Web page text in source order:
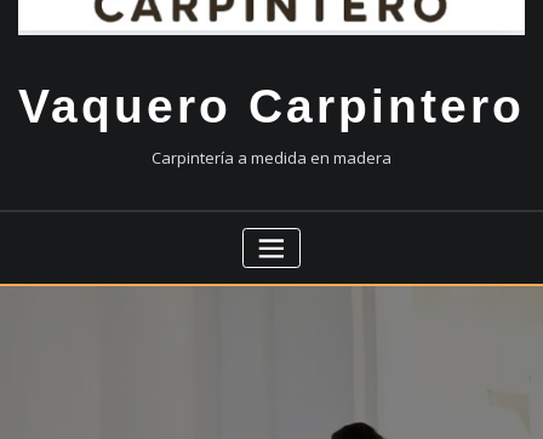
Vaquero Carpintero
Carpintería a medida en madera